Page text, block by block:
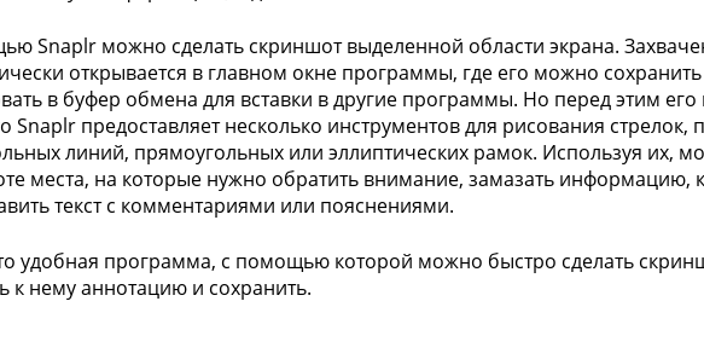
Snaplr можно сделать скриншот выделенной области экрана.
открывается в главном окне программы, где его можно
в буфер обмена для вставки в другие программы. Но перед этим
Snaplr предоставляет несколько инструментов для рисования стрелок,
линий, прямоугольных или эллиптических рамок. Используя их,
места, на которые нужно обратить внимание, замазать информацию,
текст с комментариями или пояснениями.
удобная программа, с помощью которой можно быстро сделать
к нему аннотацию и сохранить.